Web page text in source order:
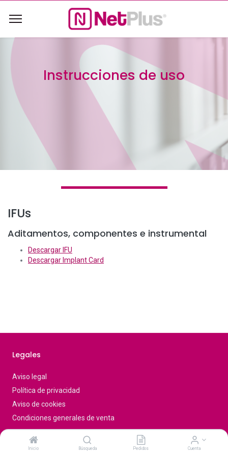
Inicio Búsqueda Pedidos Cuenta
Instrucciones de uso
IFUs
Aditamentos, componentes e instrumental
Descargar IFU
Descargar Implant Card
Legales
Aviso legal
Política de privacidad
Aviso de cookies
Condiciones generales de venta